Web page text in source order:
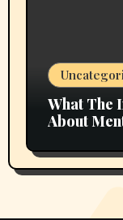
What The
About